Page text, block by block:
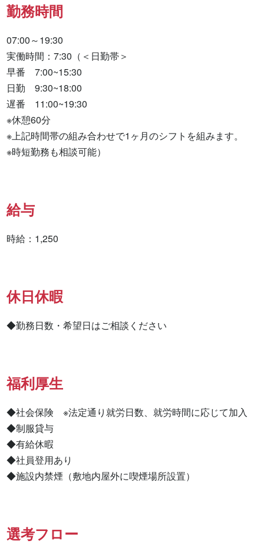
勤務時間
07:00～19:30
実働時間：7:30（＜日勤帯＞
早番　7:00~15:30
日勤　9:30~18:00
遅番　11:00~19:30
※休憩60分
※上記時間帯の組み合わせで1ヶ月のシフトを組みます。
※時短勤務も相談可能）
給与
時給：1,250
休日休暇
◆勤務日数・希望日はご相談ください
福利厚生
◆社会保険　※法定通り就労日数、就労時間に応じて加入
◆制服貸与
◆有給休暇
◆社員登用あり
◆施設内禁煙（敷地内屋外に喫煙場所設置）
選考フロー